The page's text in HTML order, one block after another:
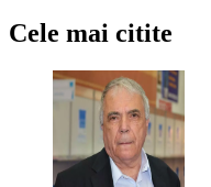
Cele mai citite